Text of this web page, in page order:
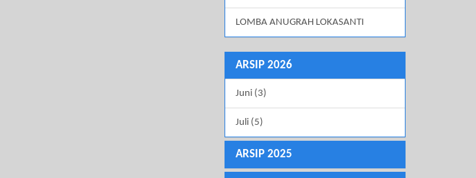
LOMBA ANUGRAH LOKASANTI
ARSIP 2026
Juni (3)
Juli (5)
ARSIP 2025